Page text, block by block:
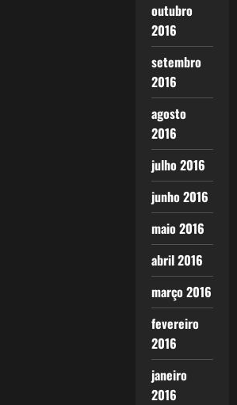
outubro
2016
setembro
2016
agosto
2016
julho 2016
junho 2016
maio 2016
abril 2016
março 2016
fevereiro
2016
janeiro
2016